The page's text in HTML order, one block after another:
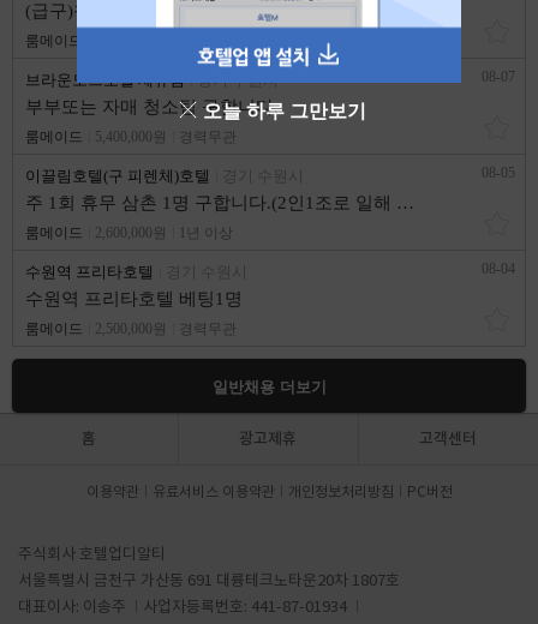
(급구)청소팀 부부 혹은 자매팀 구합니다
룸메이드
브라운도트호텔 세류점 경기 수원시
부부또는 자매 청소팀 구합니다.
룸메이드 5,400,000원 경력무관
08-07
이끌림호텔(구 피렌체)호텔 경기 수원시
주 1회 휴무 삼촌 1명 구합니다.(2인1조로 일해 보신 분우대,부식제공)
룸메이드 2,600,000원 1년 이상
08-05
수원역 프리타호텔 경기 수원시
수원역 프리타호텔 베팅1명
룸메이드 2,500,000원 경력무관
08-04
일반채용 더보기
오늘 하루 그만보기
홈 광고제휴 고객센터
이용약관 유료서비스 이용약관 개인정보처리방침 PC버전
주식회사 호텔업디알티
서울특별시 금천구 가산동 691 대륭테크노타운20차 1807호
대표이사: 이송주
사업자등록번호: 441-87-01934